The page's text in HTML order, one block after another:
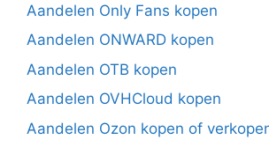
Aandelen Only Fans kopen
Aandelen ONWARD kopen
Aandelen OTB kopen
Aandelen OVHCloud kopen
Aandelen Ozon kopen of